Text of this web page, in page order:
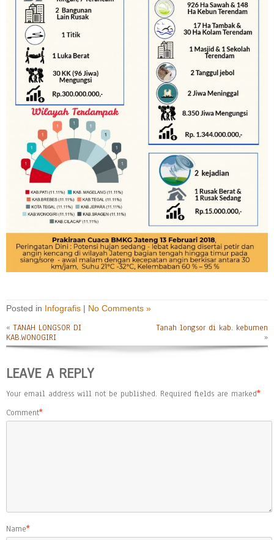
Posted in Infografis | No Comments »
«TANAH LONGSOR DI
KAB.WONOGIRI
Tanah longsor di kab. kebumen
»
LEAVE A REPLY
Your email address will not be published. Required fields are marked*
Comment*
Name*